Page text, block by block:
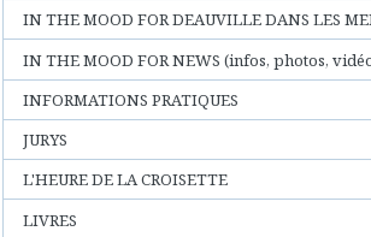
IN THE MOOD FOR DEAUVILLE DANS LES
IN THE MOOD FOR NEWS (infos, photos,
INFORMATIONS PRATIQUES
JURYS
L'HEURE DE LA CROISETTE
LIVRES